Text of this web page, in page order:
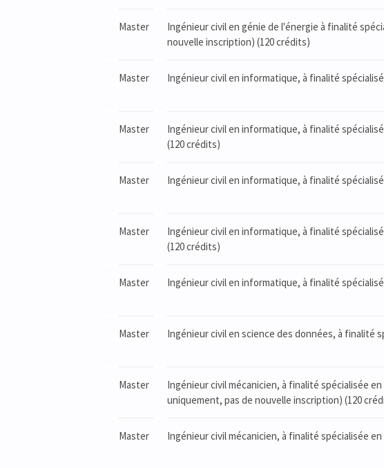
Master
Ingénieur civil en génie de l'énergie à finalité
nouvelle inscription) (120 crédits)
Master Ingénieur civil en informatique, à finalité
Master
Ingénieur civil en informatique, à finalité
(120 crédits)
Master Ingénieur civil en informatique, à finalité
Master
Ingénieur civil en informatique, à finalité
(120 crédits)
Master Ingénieur civil en informatique, à finalité
Master Ingénieur civil en science des données, à finalité
Master
Ingénieur civil mécanicien, à finalité spécialisée
uniquement, pas de nouvelle inscription) (120
Master Ingénieur civil mécanicien, à finalité spécialisée